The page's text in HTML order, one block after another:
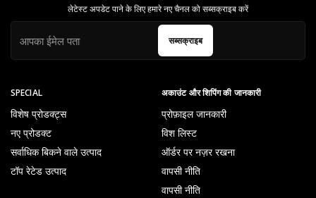
SPECIAL
विशेष प्रोडक्ट्स
नए प्रोडक्ट
सर्वाधिक बिकने वाले उत्पाद
टॉप रेटेड उत्पाद
अकाउंट और शिपिंग की जानकारी
प्रोफ़ाइल जानकारी
विश लिस्ट
ऑर्डर पर नज़र रखना
वापसी नीति
वापसी नीति
लेटेस्ट अपडेट पाने के लिए हमारे नए चैनल को सब्सक्राइब करें
सब्सक्राइब